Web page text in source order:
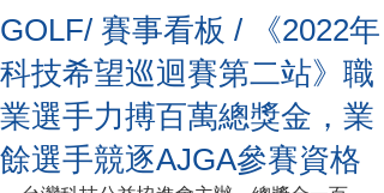
GOLF/ 賽事看板 / 《2022年
科技希望巡迴賽第二站》職
業選手力搏百萬總獎金，業
餘選手競逐AJGA參賽資格